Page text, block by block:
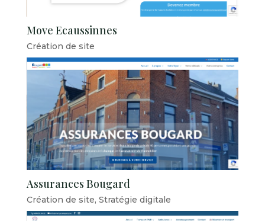
Move Ecaussinnes
Création de site
Assurances Bougard
Création de site, Stratégie digitale